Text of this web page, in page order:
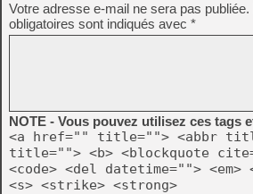
Votre adresse e-mail ne sera pas publiée.
obligatoires sont indiqués avec *
NOTE - Vous pouvez utilisez ces tags
<a href="" title=""> <abbr
title=""> <b> <blockquote
<code> <del datetime="">
<s> <strike> <strong>